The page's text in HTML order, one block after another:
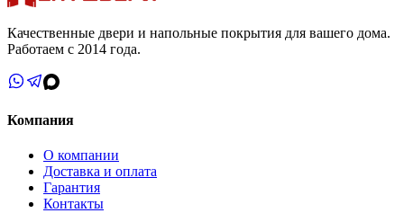
Качественные двери и напольные покрытия для вашего дома.
Работаем с 2014 года.
Компания
О компании
Доставка и оплата
Гарантия
Контакты